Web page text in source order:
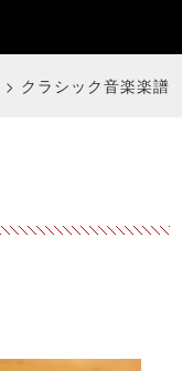
> クラシック音楽楽譜